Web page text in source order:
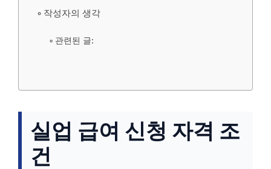
작성자의 생각
관련된 글:
실업 급여 신청 자격 조
건